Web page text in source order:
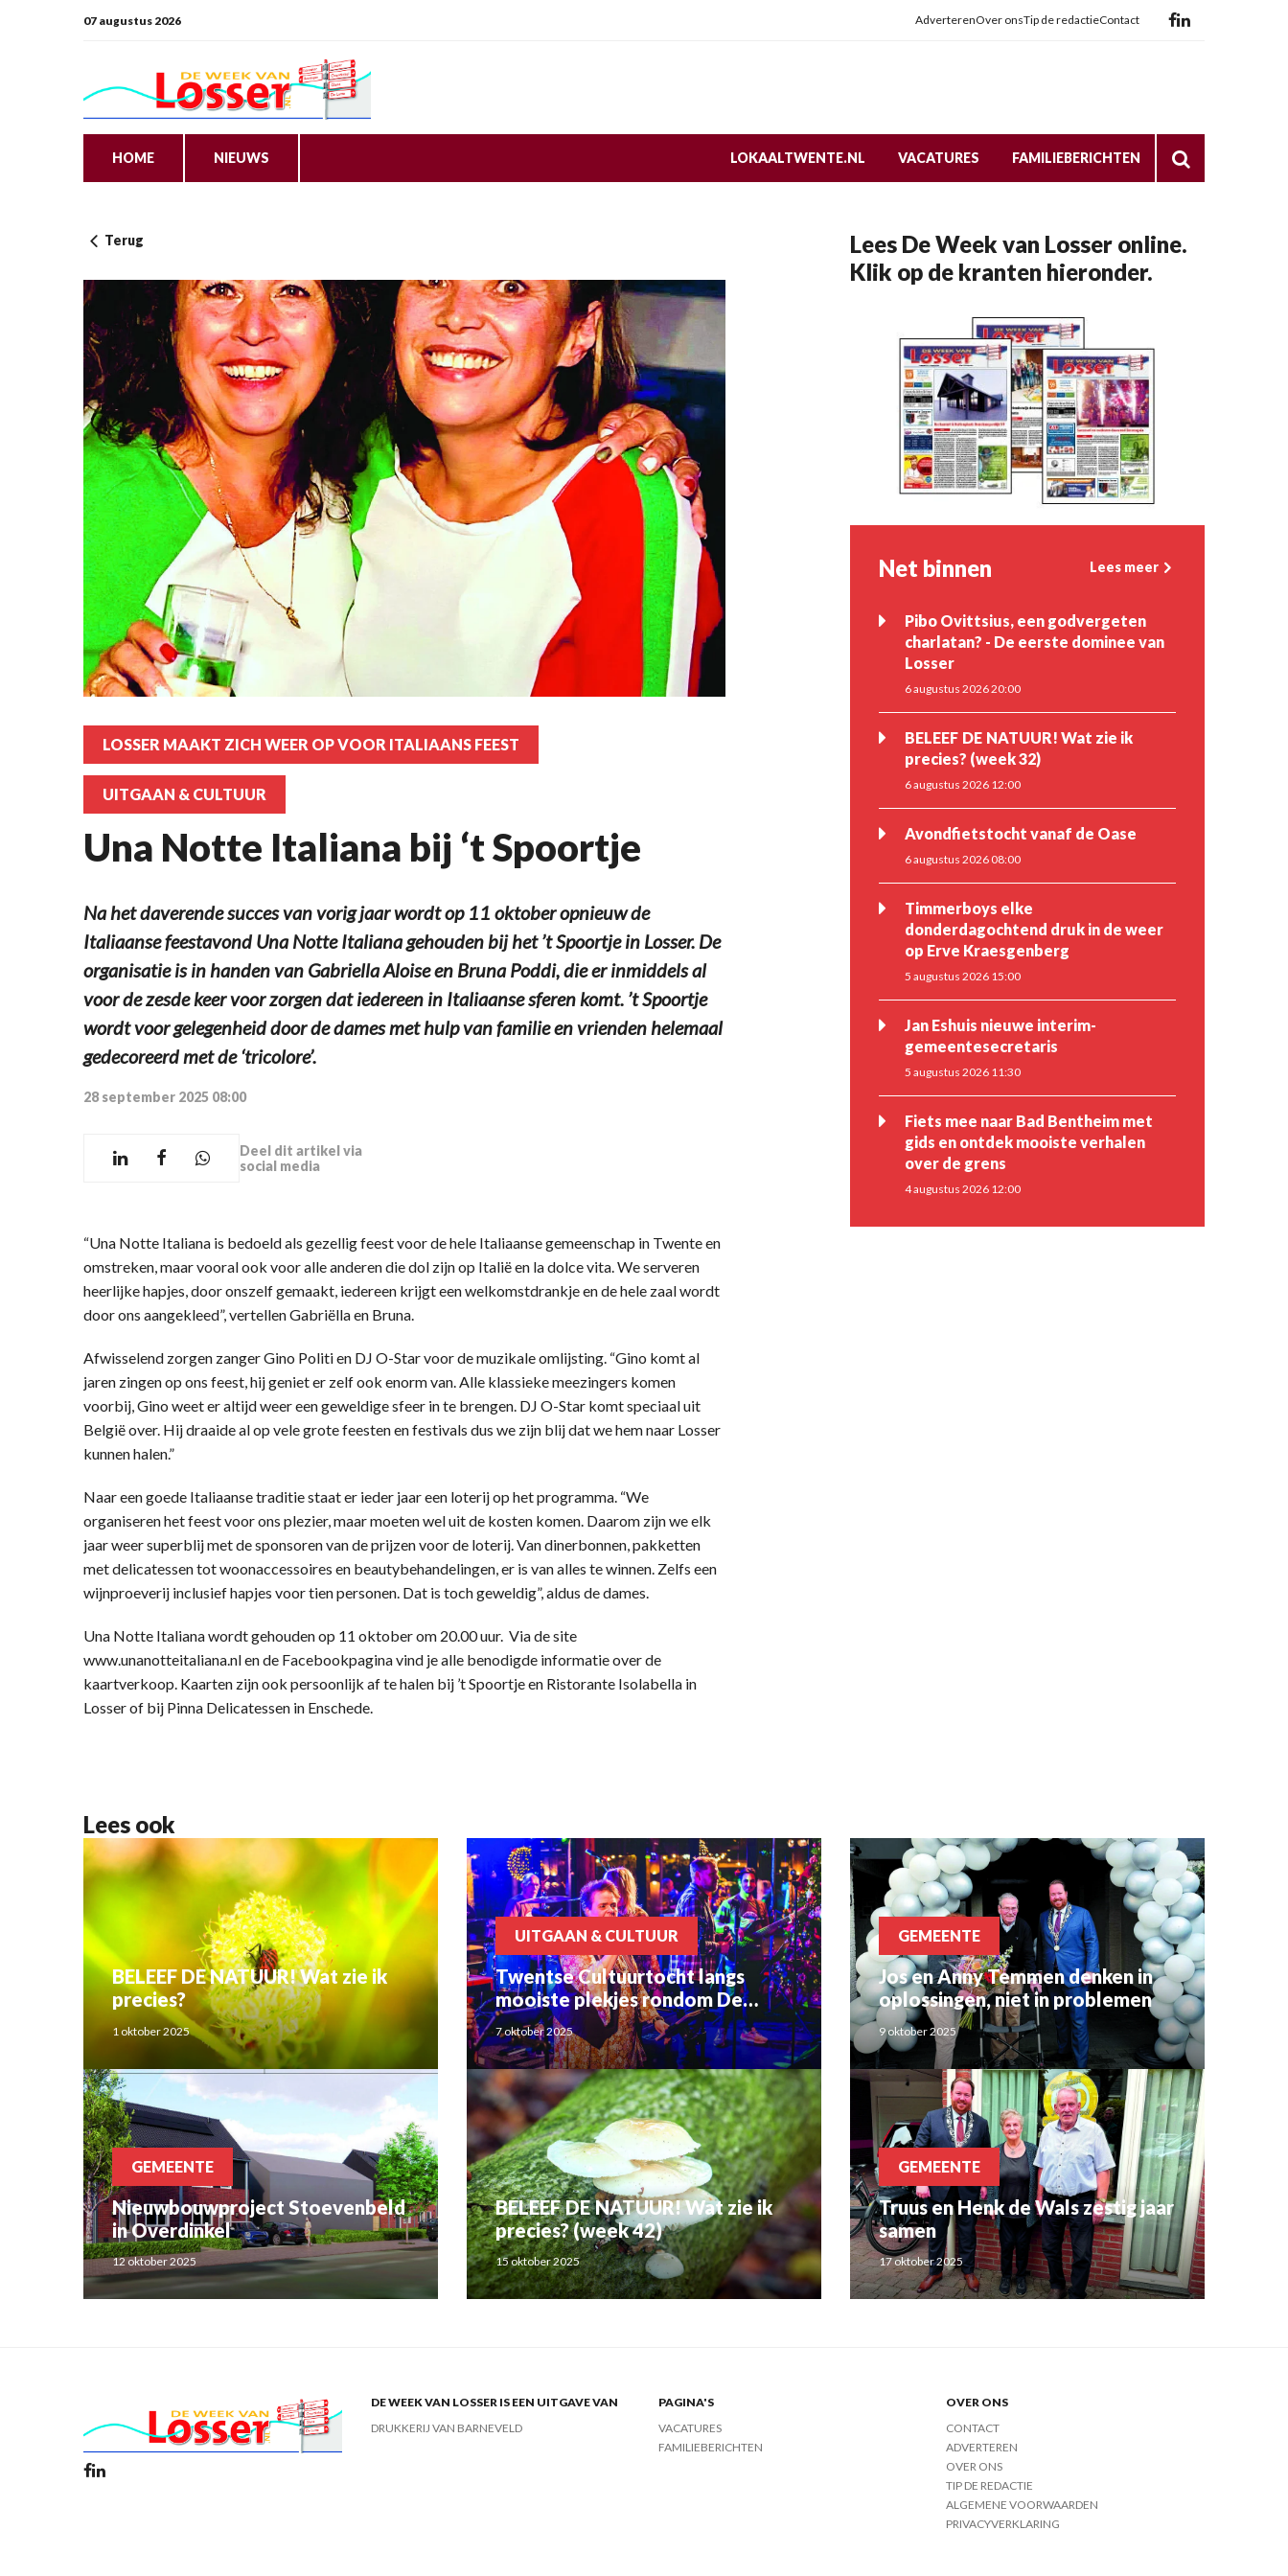
07 augustus 2026 AdverterenOver onsTip de redactieContact
HOME NIEUWS LOKAALTWENTE.NL VACATURES FAMILIEBERICHTEN
Terug
LOSSER MAAKT ZICH WEER OP VOOR ITALIAANS FEEST
UITGAAN & CULTUUR
Una Notte Italiana bij ‘t Spoortje
Na het daverende succes van vorig jaar wordt op 11 oktober opnieuw de
Italiaanse feestavond Una Notte Italiana gehouden bij het ’t Spoortje in Losser. De
organisatie is in handen van Gabriella Aloise en Bruna Poddi, die er inmiddels al
voor de zesde keer voor zorgen dat iedereen in Italiaanse sferen komt. ’t Spoortje
wordt voor gelegenheid door de dames met hulp van familie en vrienden helemaal
gedecoreerd met de ‘tricolore’.
28 september 2025 08:00
Deel dit artikel via
social media
“Una Notte Italiana is bedoeld als gezellig feest voor de hele Italiaanse gemeenschap in Twente en
omstreken, maar vooral ook voor alle anderen die dol zijn op Italië en la dolce vita. We serveren
heerlijke hapjes, door onszelf gemaakt, iedereen krijgt een welkomstdrankje en de hele zaal wordt
door ons aangekleed”, vertellen Gabriëlla en Bruna.
Afwisselend zorgen zanger Gino Politi en DJ O-Star voor de muzikale omlijsting. “Gino komt al
jaren zingen op ons feest, hij geniet er zelf ook enorm van. Alle klassieke meezingers komen
voorbij, Gino weet er altijd weer een geweldige sfeer in te brengen. DJ O-Star komt speciaal uit
België over. Hij draaide al op vele grote feesten en festivals dus we zijn blij dat we hem naar Losser
kunnen halen.”
Naar een goede Italiaanse traditie staat er ieder jaar een loterij op het programma. “We
organiseren het feest voor ons plezier, maar moeten wel uit de kosten komen. Daarom zijn we elk
jaar weer superblij met de sponsoren van de prijzen voor de loterij. Van dinerbonnen, pakketten
met delicatessen tot woonaccessoires en beautybehandelingen, er is van alles te winnen. Zelfs een
wijnproeverij inclusief hapjes voor tien personen. Dat is toch geweldig”, aldus de dames.
Una Notte Italiana wordt gehouden op 11 oktober om 20.00 uur. Via de site
www.unanotteitaliana.nl en de Facebookpagina vind je alle benodigde informatie over de
kaartverkoop. Kaarten zijn ook persoonlijk af te halen bij ’t Spoortje en Ristorante Isolabella in
Losser of bij Pinna Delicatessen in Enschede.
Lees De Week van Losser online.
Klik op de kranten hieronder.
Net binnen Lees meer
Pibo Ovittsius, een godvergeten
charlatan? - De eerste dominee van
Losser
6 augustus 2026 20:00
BELEEF DE NATUUR! Wat zie ik
precies? (week 32)
6 augustus 2026 12:00
Avondfietstocht vanaf de Oase
6 augustus 2026 08:00
Timmerboys elke
donderdagochtend druk in de weer
op Erve Kraesgenberg
5 augustus 2026 15:00
Jan Eshuis nieuwe interim-
gemeentesecretaris
5 augustus 2026 11:30
Fiets mee naar Bad Bentheim met
gids en ontdek mooiste verhalen
over de grens
4 augustus 2026 12:00
Lees ook
BELEEF DE NATUUR! Wat zie ik
precies?
1 oktober 2025
UITGAAN & CULTUUR
Twentse Cultuurtocht langs
mooiste plekjes rondom De
Lutte
7 oktober 2025
GEMEENTE
Jos en Anny Temmen denken in
oplossingen, niet in problemen
9 oktober 2025
GEMEENTE
Nieuwbouwproject Stoevenbeld
in Overdinkel
12 oktober 2025
BELEEF DE NATUUR! Wat zie ik
precies? (week 42)
15 oktober 2025
GEMEENTE
Truus en Henk de Wals zestig jaar
samen
17 oktober 2025
DE WEEK VAN LOSSER IS EEN UITGAVE VAN
DRUKKERIJ VAN BARNEVELD
PAGINA'S
VACATURES
FAMILIEBERICHTEN
OVER ONS
CONTACT
ADVERTEREN
OVER ONS
TIP DE REDACTIE
ALGEMENE VOORWAARDEN
PRIVACYVERKLARING